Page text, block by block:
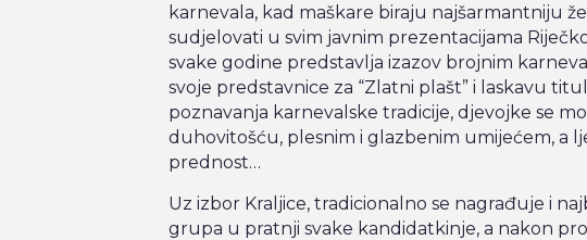
karnevala, kad maškare biraju najšarmantniju
sudjelovati u svim javnim prezentacijama
svake godine predstavlja izazov brojnim
svoje predstavnice za “Zlatni plašt” i laskavu
poznavanja karnevalske tradicije, djevojke se
duhovitošću, plesnim i glazbenim umijećem, a
prednost…
Uz izbor Kraljice, tradicionalno se nagrađuje i
grupa u pratnji svake kandidatkinje, a nakon